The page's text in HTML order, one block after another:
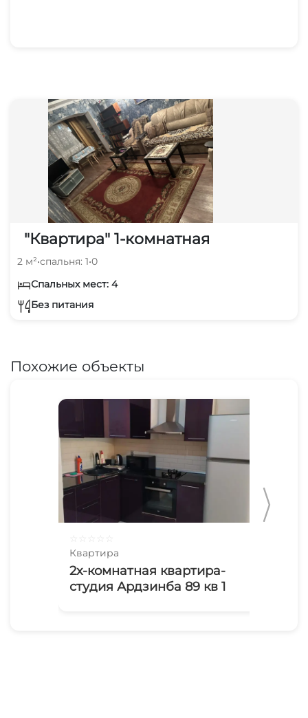
"Квартира" 1-комнатная
2 м²•спальня: 1•0
Спальных мест: 4
Без питания
Похожие объекты
Квартира
2х-комнатная квартира-
студия Ардзинба 89 кв 1